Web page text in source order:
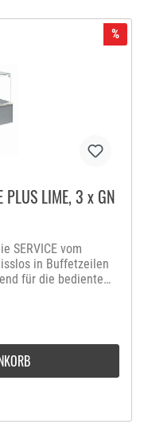
%
LIME, 3 x GN
SERVICE vom
in Buffetzeilen
für die bediente
eignet sich dieses
geschützt
für ein perfektes
vereinfacht